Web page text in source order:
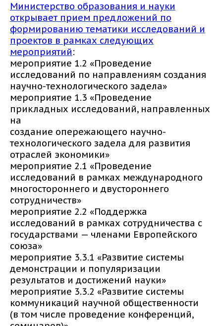
Министерство образования и науки
открывает прием предложений по
формированию тематики исследований и
проектов в рамках следующих
мероприятий:
мероприятие 1.2 «Проведение
исследований по направлениям создания
научно-технологического задела»
мероприятие 1.3 «Проведение
прикладных исследований, направленных
на
создание опережающего научно-
технологического задела для развития
отраслей экономики»
мероприятие 2.1 «Проведение
исследований в рамках международного
многостороннего и двустороннего
сотрудничеств»
мероприятие 2.2 «Поддержка
исследований в рамках сотрудничества с
государствами — членами Европейского
союза»
мероприятие 3.3.1 «Развитие системы
демонстрации и популяризации
результатов и достижений науки»
мероприятие 3.3.2 «Развитие системы
коммуникаций научной общественности
(в том числе проведение конференций,